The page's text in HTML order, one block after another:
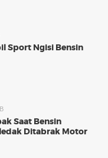
Sport Ngisi Bensin
Saat Bensin
Ditabrak Motor